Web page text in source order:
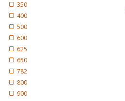
350
400
500
600
625
650
782
800
900